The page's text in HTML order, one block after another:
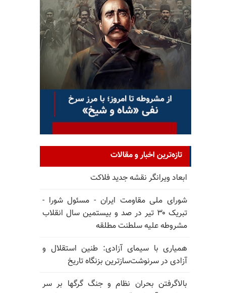
تازه‌ترین اخبار و مقالات
ابعاد ویرانگر نقشه جدید فلاکت
شورای ملی مقاومت ایران - مسئول شورا -
تبریک ۳۰ تیر در صد و بیستمین سال انقلاب
مشروطه علیه سلطنت مطلقه
همیاری با سیمای آزادی: طنین استقلال و
آزادی در سرنوشت‌سازترین بزنگاه تاریخ
بالا‌گرفتن بحران نظام و جنگ گرگها بر سر